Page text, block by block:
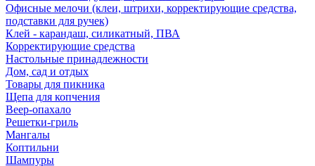
Офисные мелочи (клеи, штрихи, корректирующие средства,
подставки для ручек)
Клей - карандаш, силикатный, ПВА
Корректирующие средства
Настольные принадлежности
Дом, сад и отдых
Товары для пикника
Щепа для копчения
Веер-опахало
Решетки-гриль
Мангалы
Коптильни
Шампуры